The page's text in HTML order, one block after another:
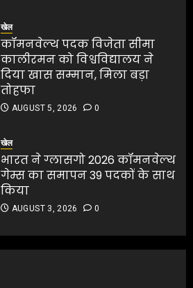
खेल
कॉमनवेल्थ पदक विजेता सीमा
कालीरमन को विश्वविद्यालय ने
दिया खास सम्मान, मिला बड़ा
तोहफा
AUGUST 5, 2026 0
खेल
भारत ने ग्लासगो 2026 कॉमनवेल्थ
गेम्स का समापन 39 पदकों के साथ
किया
AUGUST 3, 2026 0